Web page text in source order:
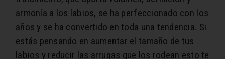
armonía a los labios, se ha perfeccionado con los
años y se ha convertido en toda una tendencia. Si
estás pensando en aumentar el tamaño de tus
labios y reducir las arrugas que los rodean esto te